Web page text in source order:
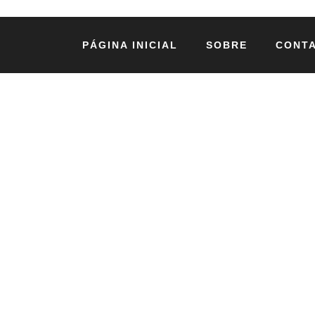
PÁGINA INICIAL SOBRE